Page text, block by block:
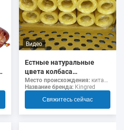
Видео
Естные натуральные
цвета колбаса
коллагеновые оболочки
для жаренных колбас
Место происхождения: китайский
Название бренда: Kingred
Свяжитесь сейчас